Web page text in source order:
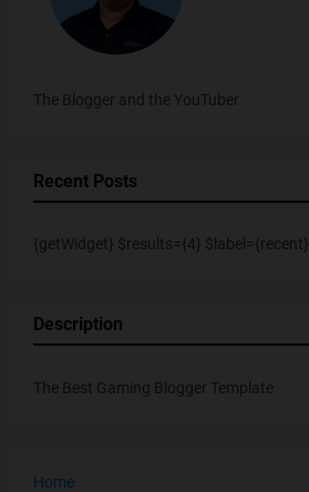
The Blogger and the YouTuber
Recent Posts
{getWidget} $results={4} $label={recent}
Description
The Best Gaming Blogger Template
Home